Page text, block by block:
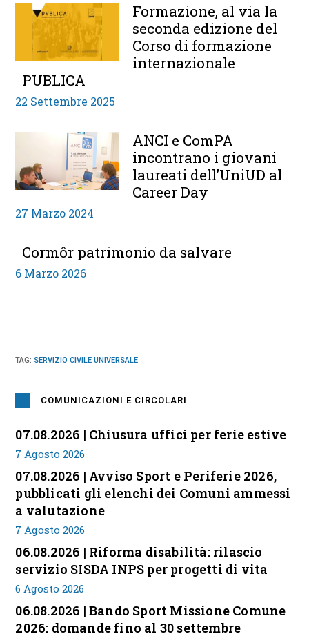
Formazione, al via la
seconda edizione del
Corso di formazione
internazionale
PUBLICA
22 Settembre 2025
ANCI e ComPA
incontrano i giovani
laureati dell’UniUD al
Career Day
27 Marzo 2024
Cormôr patrimonio da salvare
6 Marzo 2026
TAG: SERVIZIO CIVILE UNIVERSALE
COMUNICAZIONI E CIRCOLARI
07.08.2026 | Chiusura uffici per ferie estive
7 Agosto 2026
07.08.2026 | Avviso Sport e Periferie 2026,
pubblicati gli elenchi dei Comuni ammessi
a valutazione
7 Agosto 2026
06.08.2026 | Riforma disabilità: rilascio
servizio SISDA INPS per progetti di vita
6 Agosto 2026
06.08.2026 | Bando Sport Missione Comune
2026: domande fino al 30 settembre